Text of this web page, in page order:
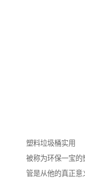
塑料垃圾桶实用
被称为环保一宝的
管是从他的真正意